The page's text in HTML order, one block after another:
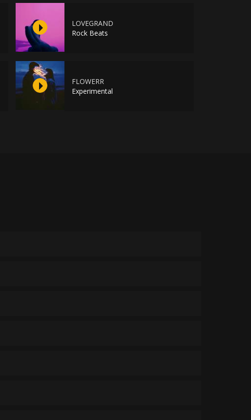
LOVEGRAND
Rock Beats
FLOWERR
Experimental